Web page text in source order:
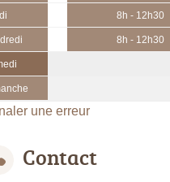
8h - 12h30
8h - 12h30
une erreur
Contact